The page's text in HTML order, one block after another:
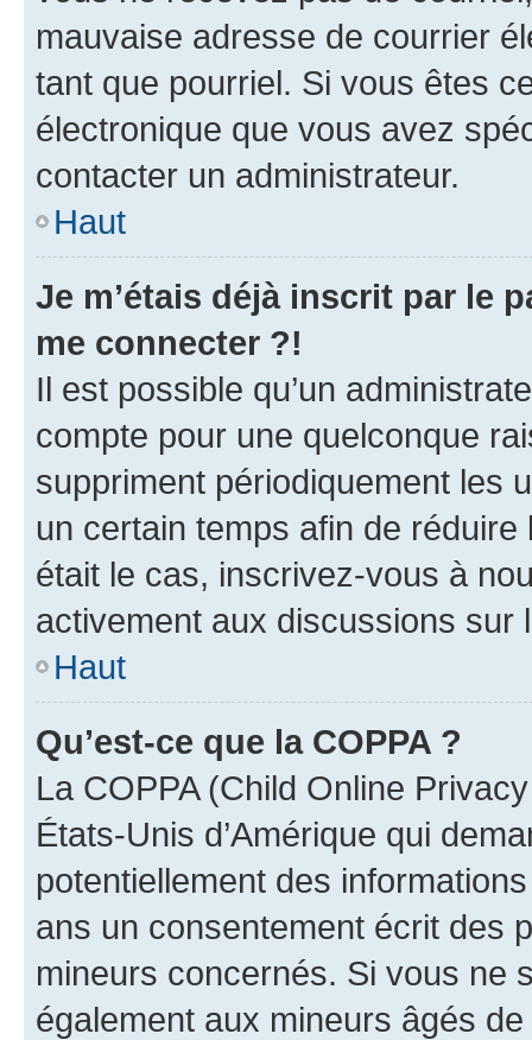
mauvaise adresse de courrier
tant que pourriel. Si vous êtes
électronique que vous avez
contacter un administrateur.
Haut
Je m’étais déjà inscrit par le
me connecter ?!
Il est possible qu’un
compte pour une quelconque
suppriment périodiquement les
un certain temps afin de
était le cas, inscrivez-vous à
activement aux discussions sur
Haut
Qu’est-ce que la COPPA ?
La COPPA (Child Online
États-Unis d’Amérique qui
potentiellement des
ans un consentement écrit des
mineurs concernés. Si vous ne
également aux mineurs âgés